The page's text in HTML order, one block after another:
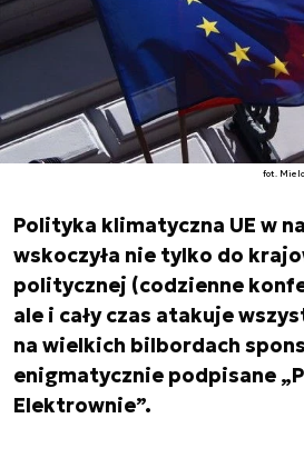
fot.
Polityka klimatyczna UE w
wskoczyła nie tylko do
politycznej (codzienne
ale i cały czas atakuje
na wielkich bilbordach
enigmatycznie podpisane
Elektrownie”.